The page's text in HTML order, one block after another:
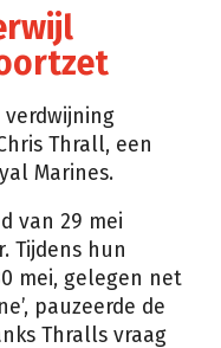
Thrall, een
Marines.
van 29 mei
Tijdens hun
mei, gelegen net
pauzeerde de
Thralls vraag